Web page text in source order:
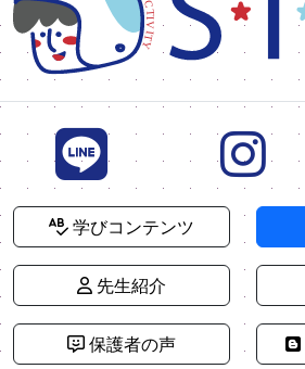
学びコンテンツ
先生紹介
保護者の声